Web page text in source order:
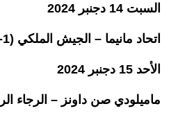
السبت 14 دجنبر 2024
اتحاد مانيما – الجيش الملكي (1-1)
الأحد 15 دجنبر 2024
ماميلودي صن داونز – الرجاء